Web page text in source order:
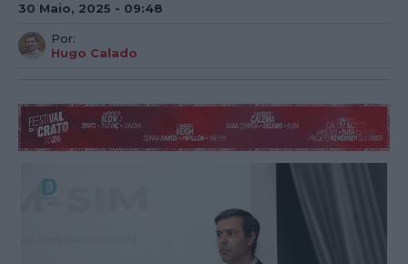
30 Maio, 2025 - 09:48
Por:
Hugo Calado